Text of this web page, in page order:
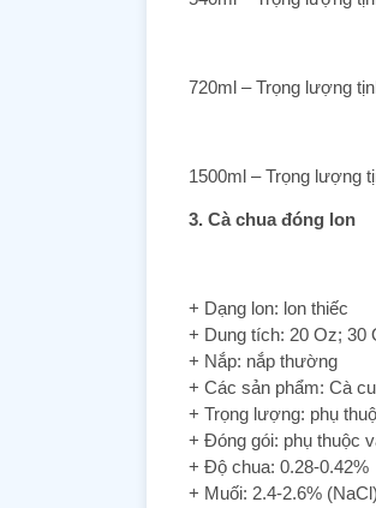
720ml – Trọng lượng
1500ml – Trọng lượng
3. Cà chua đóng lon
+ Dạng lon: lon thiếc
+ Dung tích: 20 Oz; 30
+ Nắp: nắp thường
+ Các sản phẩm: Cà
+ Trọng lượng: phụ
+ Đóng gói: phụ thuộc
+ Độ chua: 0.28-0.42%
+ Muối: 2.4-2.6% (NaCl)